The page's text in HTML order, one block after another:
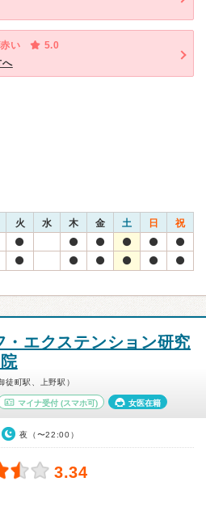
い
5.0
へ
火 水 木 金 土 日 祝
エクステンション研究
町駅、上野駅）
マイナ受付 (スマホ可) 女医在籍
夜（〜22:00）
3.34